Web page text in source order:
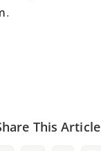
.
This Article